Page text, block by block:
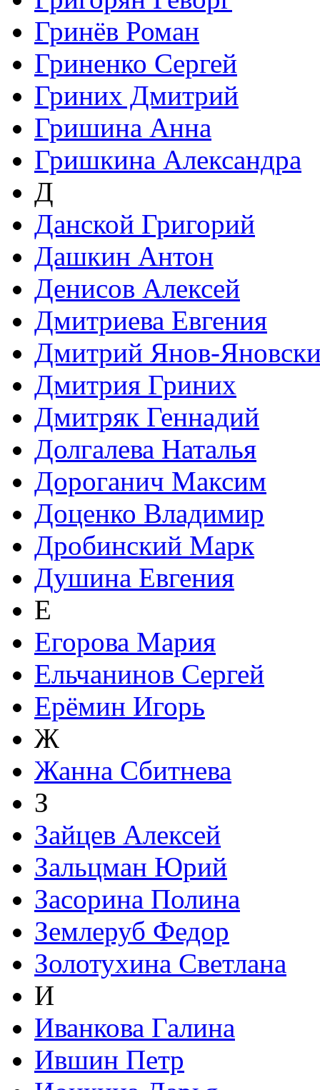
Гринёв Роман
Гриненко Сергей
Гриних Дмитрий
Гришина Анна
Гришкина Александра
Д
Данской Григорий
Дашкин Антон
Денисов Алексей
Дмитриева Евгения
Дмитрий Янов-
Дмитрия Гриних
Дмитряк Геннадий
Долгалева Наталья
Дороганич Максим
Доценко Владимир
Дробинский Марк
Душина Евгения
Е
Егорова Мария
Ельчанинов Сергей
Ерёмин Игорь
Ж
Жанна Сбитнева
З
Зайцев Алексей
Зальцман Юрий
Засорина Полина
Землеруб Федор
Золотухина Светлана
И
Иванкова Галина
Ившин Петр